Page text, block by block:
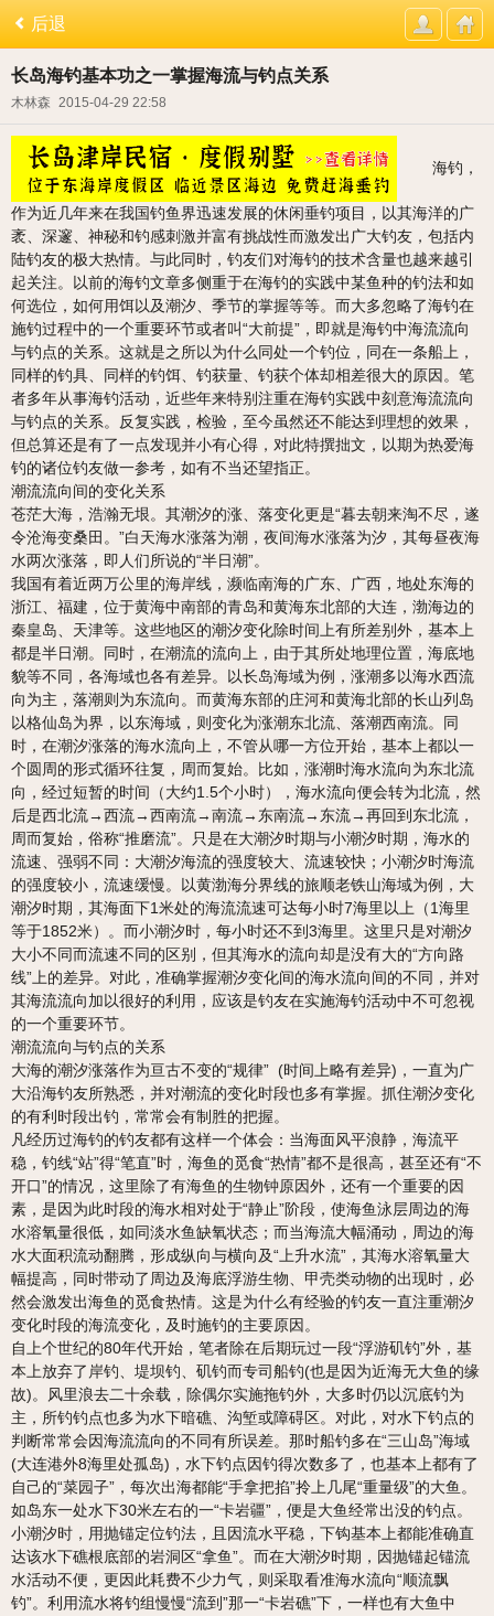
后退
长岛海钓基本功之一掌握海流与钓点关系
木林森 2015-04-29 22:58
海钓，
作为近几年来在我国钓鱼界迅速发展的休闲垂钓项目，以其海洋的广
袤、深邃、神秘和钓感刺激并富有挑战性而激发出广大钓友，包括内
陆钓友的极大热情。与此同时，钓友们对海钓的技术含量也越来越引
起关注。以前的海钓文章多侧重于在海钓的实践中某鱼种的钓法和如
何选位，如何用饵以及潮汐、季节的掌握等等。而大多忽略了海钓在
施钓过程中的一个重要环节或者叫“大前提”，即就是海钓中海流流向
与钓点的关系。这就是之所以为什么同处一个钓位，同在一条船上，
同样的钓具、同样的钓饵、钓获量、钓获个体却相差很大的原因。笔
者多年从事海钓活动，近些年来特别注重在海钓实践中刻意海流流向
与钓点的关系。反复实践，检验，至今虽然还不能达到理想的效果，
但总算还是有了一点发现并小有心得，对此特撰拙文，以期为热爱海
钓的诸位钓友做一参考，如有不当还望指正。
潮流流向间的变化关系
苍茫大海，浩瀚无垠。其潮汐的涨、落变化更是“暮去朝来淘不尽，遂
令沧海变桑田。”白天海水涨落为潮，夜间海水涨落为汐，其每昼夜海
水两次涨落，即人们所说的“半日潮”。
我国有着近两万公里的海岸线，濒临南海的广东、广西，地处东海的
浙江、福建，位于黄海中南部的青岛和黄海东北部的大连，渤海边的
秦皇岛、天津等。这些地区的潮汐变化除时间上有所差别外，基本上
都是半日潮。同时，在潮流的流向上，由于其所处地理位置，海底地
貌等不同，各海域也各有差异。以长岛海域为例，涨潮多以海水西流
向为主，落潮则为东流向。而黄海东部的庄河和黄海北部的长山列岛
以格仙岛为界，以东海域，则变化为涨潮东北流、落潮西南流。同
时，在潮汐涨落的海水流向上，不管从哪一方位开始，基本上都以一
个圆周的形式循环往复，周而复始。比如，涨潮时海水流向为东北流
向，经过短暂的时间（大约1.5个小时），海水流向便会转为北流，然
后是西北流→西流→西南流→南流→东南流→东流→再回到东北流，
周而复始，俗称“推磨流”。只是在大潮汐时期与小潮汐时期，海水的
流速、强弱不同：大潮汐海流的强度较大、流速较快；小潮汐时海流
的强度较小，流速缓慢。以黄渤海分界线的旅顺老铁山海域为例，大
潮汐时期，其海面下1米处的海流流速可达每小时7海里以上（1海里
等于1852米）。而小潮汐时，每小时还不到3海里。这里只是对潮汐
大小不同而流速不同的区别，但其海水的流向却是没有大的“方向路
线”上的差异。对此，准确掌握潮汐变化间的海水流向间的不同，并对
其海流流向加以很好的利用，应该是钓友在实施海钓活动中不可忽视
的一个重要环节。
潮流流向与钓点的关系
大海的潮汐涨落作为亘古不变的“规律” (时间上略有差异)，一直为广
大沿海钓友所熟悉，并对潮流的变化时段也多有掌握。抓住潮汐变化
的有利时段出钓，常常会有制胜的把握。
凡经历过海钓的钓友都有这样一个体会：当海面风平浪静，海流平
稳，钓线“站”得“笔直”时，海鱼的觅食“热情”都不是很高，甚至还有“不
开口”的情况，这里除了有海鱼的生物钟原因外，还有一个重要的因
素，是因为此时段的海水相对处于“静止”阶段，使海鱼泳层周边的海
水溶氧量很低，如同淡水鱼缺氧状态；而当海流大幅涌动，周边的海
水大面积流动翻腾，形成纵向与横向及“上升水流”，其海水溶氧量大
幅提高，同时带动了周边及海底浮游生物、甲壳类动物的出现时，必
然会激发出海鱼的觅食热情。这是为什么有经验的钓友一直注重潮汐
变化时段的海流变化，及时施钓的主要原因。
自上个世纪的80年代开始，笔者除在后期玩过一段“浮游矶钓”外，基
本上放弃了岸钓、堤坝钓、矶钓而专司船钓(也是因为近海无大鱼的缘
故)。风里浪去二十余载，除偶尔实施拖钓外，大多时仍以沉底钓为
主，所钓钓点也多为水下暗礁、沟堑或障碍区。对此，对水下钓点的
判断常常会因海流流向的不同有所误差。那时船钓多在“三山岛”海域
(大连港外8海里处孤岛)，水下钓点因钓得次数多了，也基本上都有了
自己的“菜园子”，每次出海都能“手拿把掐”拎上几尾“重量级”的大鱼。
如岛东一处水下30米左右的一“卡岩疆”，便是大鱼经常出没的钓点。
小潮汐时，用抛锚定位钓法，且因流水平稳，下钩基本上都能准确直
达该水下礁根底部的岩洞区“拿鱼”。而在大潮汐时期，因抛锚起锚流
水活动不便，更因此耗费不少力气，则采取看准海水流向“顺流飘
钓”。利用流水将钓组慢慢“流到”那一“卡岩礁”下，一样也有大鱼中